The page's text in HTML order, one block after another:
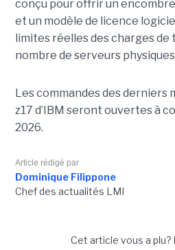
conçu pour offrir un
et un modèle de licence
limites réelles des charges de
nombre de serveurs
Les commandes des derniers
z17 d’IBM seront ouvertes à
2026.
Article rédigé par
Dominique Filippone
Chef des actualités LMI
Cet article vous a plu?